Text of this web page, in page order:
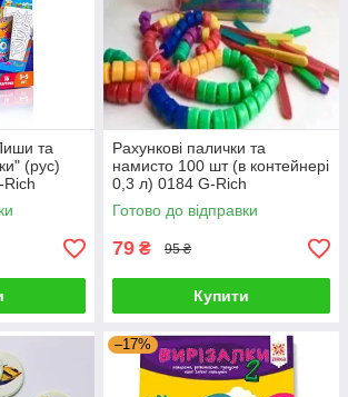
та
(рус)
Рахункові палички та
намисто 100 шт (в контейнері
0,3 л) 0184 G-Rich
Готово до відправки
79 ₴ 95 ₴
Купити
–17%